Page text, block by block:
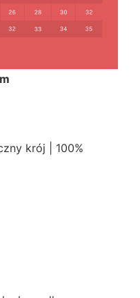
krój | 100%